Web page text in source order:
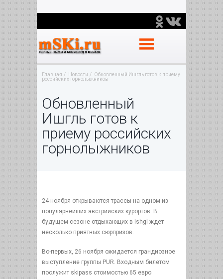
Главная Новости
Обновленный Ишгль готов к приему
российских горнолыжников
Обновленный
Ишгль готов к
приему российских
горнолыжников
24 ноября открываются трассы на одном из
популярнейших австрийских курортов. В
будущем сезоне отдыхающих в Ishgl ждет
несколько приятных сюрпризов.
Во-первых, 26 ноября ожидается грандиозное
выступление группы PUR. Входным билетом
послужит skipass стоимостью 65 евро